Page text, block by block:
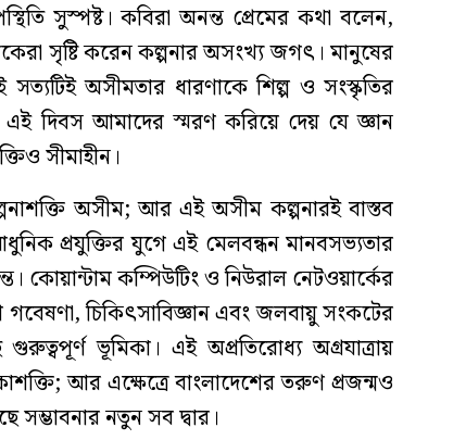
সুস্পষ্ট। কবিরা অনন্ত প্রেমের কথা বলেন,
সৃষ্টি করেন কল্পনার অসংখ্য জগৎ। মানুষের
অসীমতার ধারণাকে শিল্প ও সংস্কৃতির
দিবস আমাদের স্মরণ করিয়ে দেয় যে জ্ঞান
সীমাহীন।
অসীম; আর এই অসীম কল্পনারই বাস্তব
প্রযুক্তির যুগে এই মেলবন্ধন মানবসভ্যতার
কোয়ান্টাম কম্পিউটিং ও নিউরাল নেটওয়ার্কের
চিকিৎসাবিজ্ঞান এবং জলবায়ু সংকটের
ভূমিকা। এই অপ্রতিরোধ্য অগ্রযাত্রায়
আর এক্ষেত্রে বাংলাদেশের তরুণ প্রজন্মও
সম্ভাবনার নতুন সব দ্বার।